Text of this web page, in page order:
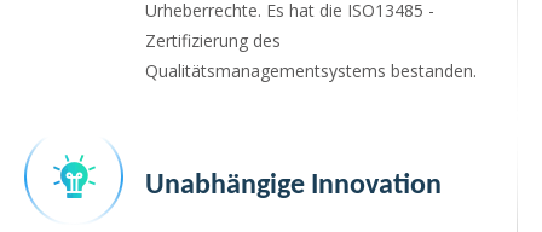
Urheberrechte. Es hat die ISO13485 -
Zertifizierung des
Qualitätsmanagementsystems bestanden.
Unabhängige Innovation